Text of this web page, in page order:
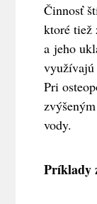
Činnosť
ktoré tiež
a jeho
využívajú
Pri
vody.
Príklady